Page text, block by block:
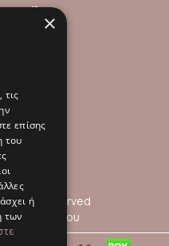
online
rights reserved
Απορρήτου
×
τις
επίσης
του
ή
των